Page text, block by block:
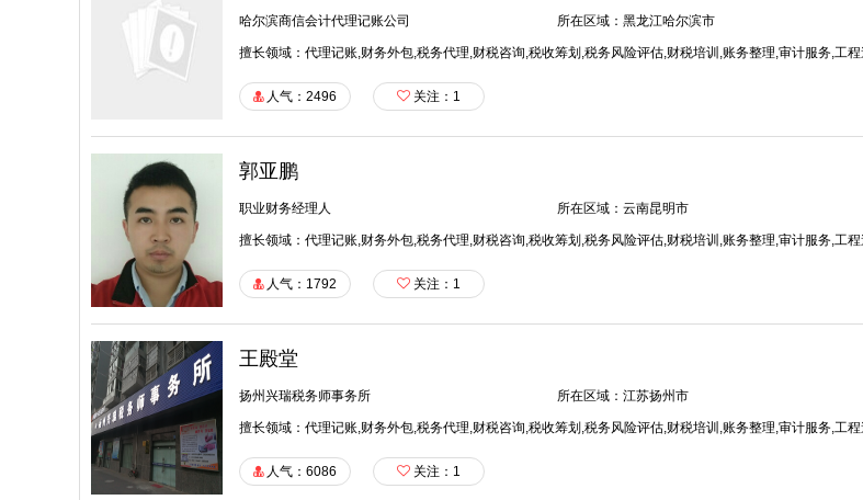
哈尔滨商信会计代理记账公司 所在区域：黑龙江哈尔滨市
擅长领域：代理记账,财务外包,税务代理,财税咨询,税收筹划,税务风险评估,财税培训,账务整理,审计服务,工
人气：2496 关注： 1
郭亚鹏
职业财务经理人 所在区域：云南昆明市
擅长领域：代理记账,财务外包,税务代理,财税咨询,税收筹划,税务风险评估,财税培训,账务整理,审计服务,工
人气：1792 关注： 1
王殿堂
扬州兴瑞税务师事务所 所在区域：江苏扬州市
擅长领域：代理记账,财务外包,税务代理,财税咨询,税收筹划,税务风险评估,财税培训,账务整理,审计服务,工
人气：6086 关注： 1